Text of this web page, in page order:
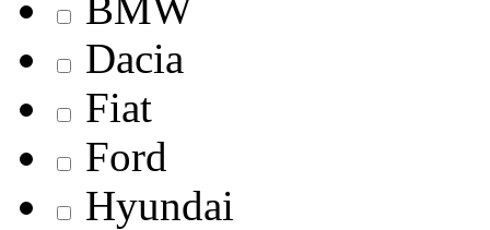
Dacia
Fiat
Ford
Hyundai